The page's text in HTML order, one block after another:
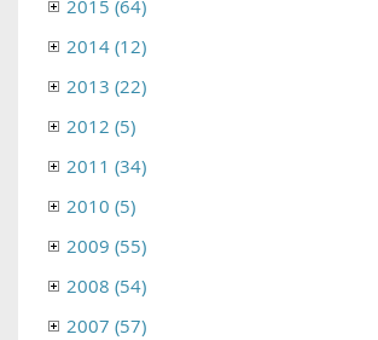
2015 (64)
2014 (12)
2013 (22)
2012 (5)
2011 (34)
2010 (5)
2009 (55)
2008 (54)
2007 (57)